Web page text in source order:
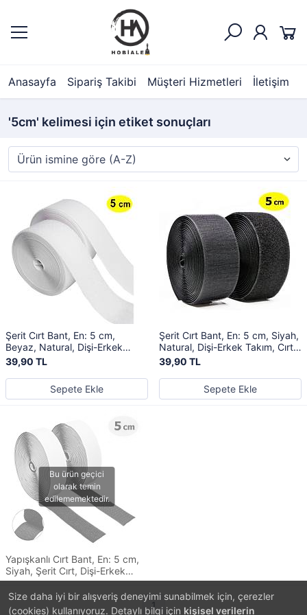
Anasayfa Sipariş Takibi Müşteri Hizmetleri İletişim
Size daha iyi bir alışveriş deneyimi sunabilmek için, çerezler
(cookies) kullanıyoruz. Detaylı bilgi için kişisel verilerin
'5cm' kelimesi için etiket sonuçları
Şerit Cırt Bant, En: 5 cm,
Beyaz, Natural, Dişi-Erkek
Takım, Cırt Cırtlı Bant
39,90 TL
Sepete Ekle
Şerit Cırt Bant, En: 5 cm, Siyah,
Natural, Dişi-Erkek Takım, Cırt
Cırtlı Bant
39,90 TL
Sepete Ekle
Yapışkanlı Cırt Bant, En: 5 cm,
Siyah, Şerit Cırt, Dişi-Erkek
Takım, Cırt Cırtlı Bant
1